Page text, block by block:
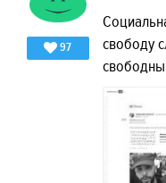
97
свободу